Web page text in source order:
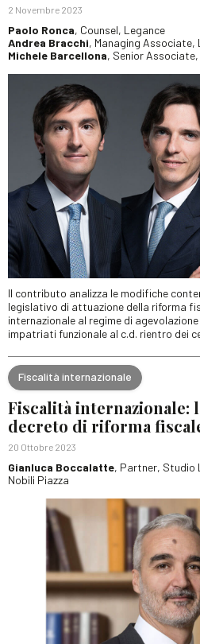
2 Novembre 2023
Paolo Ronca, Counsel, Legance
Andrea Bracchi, Managing Associate,
Michele Barcellona, Senior
Il contributo analizza le modifiche
legislativo di attuazione della riforma
internazionale al regime di
impatriati funzionale al c.d. rientro dei
Fiscalità internazionale
Fiscalità internazionale:
decreto di riforma
20 Ottobre 2023
Gianluca Boccalatte, Partner, Studio
Nobili Piazza